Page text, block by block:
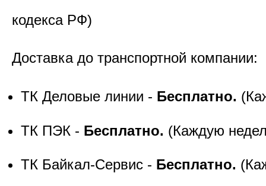
кодекса РФ)
Доставка до транспортной компании:
ТК Деловые линии - Бесплатно.
ТК ПЭК - Бесплатно. (Каждую
ТК Байкал-Сервис - Бесплатно.